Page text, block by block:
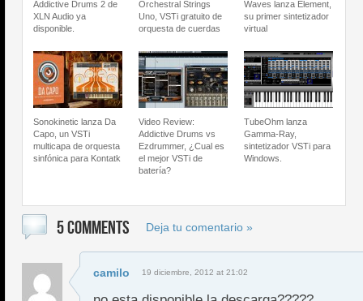
Addictive Drums 2 de
XLN Audio ya
disponible.
Orchestral Strings
Uno, VSTi gratuito de
orquesta de cuerdas
Waves lanza Element,
su primer sintetizador
virtual
Sonokinetic lanza Da
Capo, un VSTi
multicapa de orquesta
sinfónica para Kontatk
Video Review:
Addictive Drums vs
Ezdrummer, ¿Cual es
el mejor VSTi de
batería?
TubeOhm lanza
Gamma-Ray,
sintetizador VSTi para
Windows.
5 COMMENTS Deja tu comentario »
camilo 19 diciembre, 2012 at 21:02